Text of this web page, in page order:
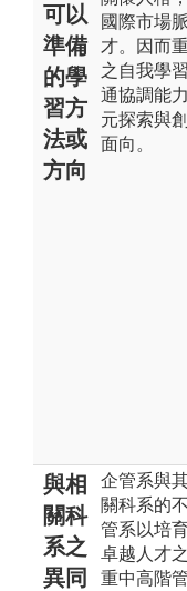
可以
準備
的學
習方
法或
方向
國際市場
才。因而
之自我學
通協調能
元探索與
面向。
與相
關科
系之
異同
企管系與
關科系的
管系以培
卓越人才
重中高階